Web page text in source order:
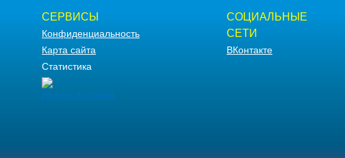
СЕРВИСЫ
Конфиденциальность
Карта сайта
Статистика
СОЦИАЛЬНЫЕ
СЕТИ
ВКонтакте